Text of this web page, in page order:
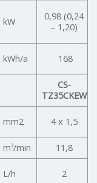
kW
0,98 (0,24
– 1,20)
kWh/a 168
CS-
TZ35CKEW
mm2 4 x 1,5
m³/min
11,8
L/h 2